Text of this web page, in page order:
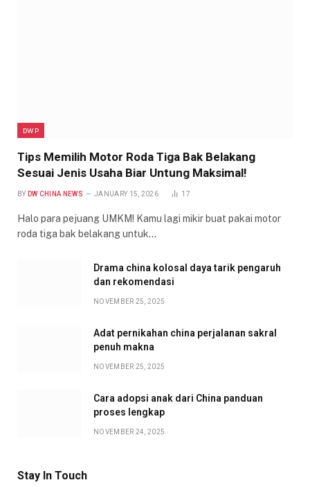
DWP
Tips Memilih Motor Roda Tiga Bak Belakang
Sesuai Jenis Usaha Biar Untung Maksimal!
BY DW CHINA NEWS JANUARY 15, 2026 17
Halo para pejuang UMKM! Kamu lagi mikir buat pakai motor
roda tiga bak belakang untuk…
Drama china kolosal daya tarik pengaruh
dan rekomendasi
NOVEMBER 25, 2025
Adat pernikahan china perjalanan sakral
penuh makna
NOVEMBER 25, 2025
Cara adopsi anak dari China panduan
proses lengkap
NOVEMBER 24, 2025
Stay In Touch